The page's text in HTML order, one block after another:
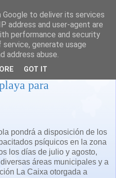
durante el verano la
para
pondrá a disposición de los
psíquicos en la zona
los días de julio y agosto,
áreas municipales y a
La Caixa otorgada a
to deliver its services
address and user-agent are
performance and security
generate usage
address abuse.
GOT IT